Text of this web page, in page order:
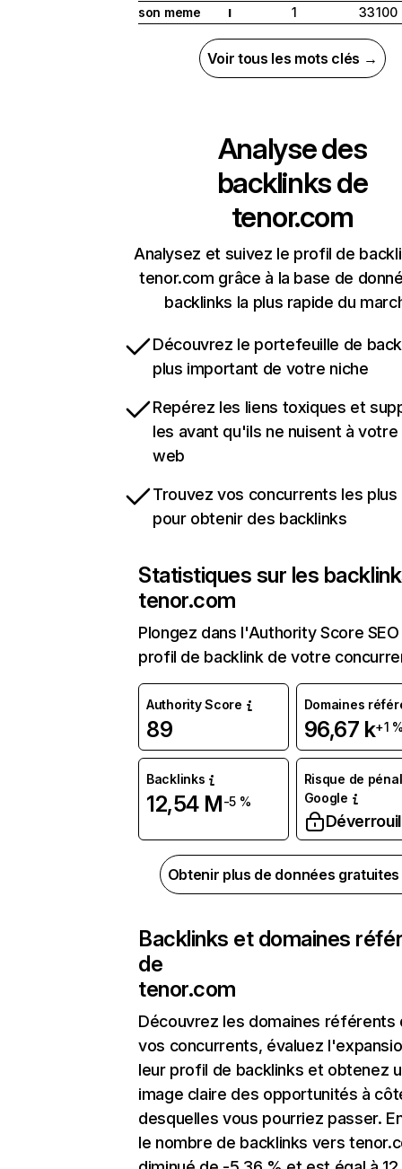
son meme
I 1 33 100
Voir tous les mots clés →
Analyse des
backlinks de
tenor.com
Analysez et suivez le profil de
tenor.com grâce à la base de
backlinks la plus rapide du
Découvrez le portefeuille de
plus important de votre niche
Repérez les liens toxiques et
les avant qu'ils ne nuisent à
web
Trouvez vos concurrents les
pour obtenir des backlinks
Statistiques sur les
tenor.com
Plongez dans l'Authority Score
profil de backlink de votre
Authority Score
89
Domaines
96,67 k+1
Backlinks
12,54 M-5 %
Risque de
Google
Obtenir plus de données
Backlinks et domaines
de
tenor.com
Découvrez les domaines référents
vos concurrents, évaluez
leur profil de backlinks et obtenez
image claire des opportunités à
desquelles vous pourriez passer.
le nombre de backlinks vers